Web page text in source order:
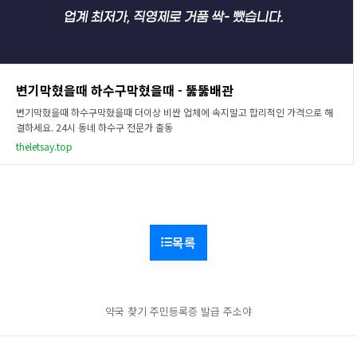
변기막혔을때 하수구막혔을때 - 뚫뚫배관
변기막혔을때 하수구막혔을때 더이상 비싼 업체에 속지말고 합리적인 가격으로 해
결하세요. 24시 동네 하수구 전문가 출동
theletsay.top
목록
약국 찾기 주민등록증 발급 주소야